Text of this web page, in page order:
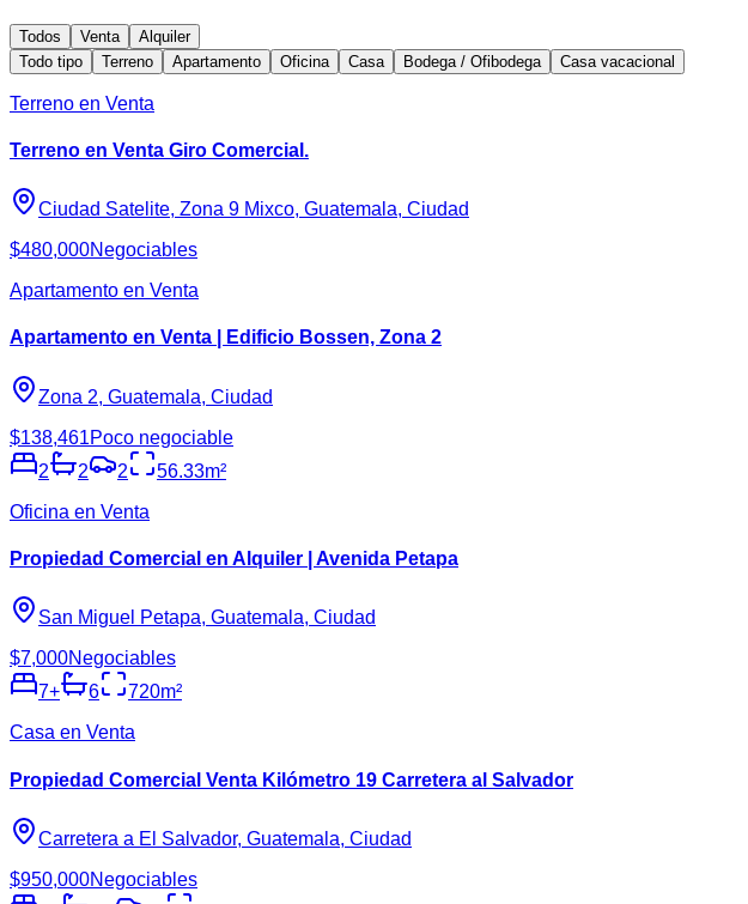
Todos Venta
Alquiler
Todo tipo
Terreno Apartamento Oficina Casa Bodega / Ofibodega Casa vacacional
Terreno en Venta
Terreno en Venta Giro Comercial.
Ciudad Satelite, Zona 9 Mixco, Guatemala, Ciudad
$480,000Negociables
Apartamento en Venta
Apartamento en Venta | Edificio Bossen, Zona 2
Zona 2, Guatemala, Ciudad
$138,461Poco negociable
2
2 2 56.33m²
Oficina en Venta
Propiedad Comercial en Alquiler | Avenida Petapa
San Miguel Petapa, Guatemala, Ciudad
$7,000Negociables
7+ 6 720m²
Casa en Venta
Propiedad Comercial Venta Kilómetro 19 Carretera al Salvador
Carretera a El Salvador, Guatemala, Ciudad
$950,000Negociables